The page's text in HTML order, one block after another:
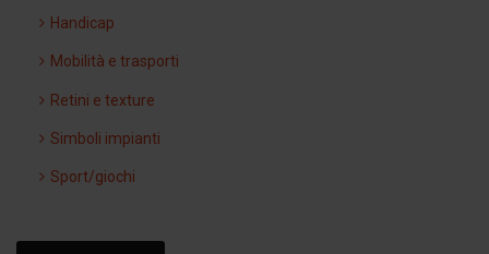
Handicap
Mobilità e trasporti
Retini e texture
Simboli impianti
Sport/giochi